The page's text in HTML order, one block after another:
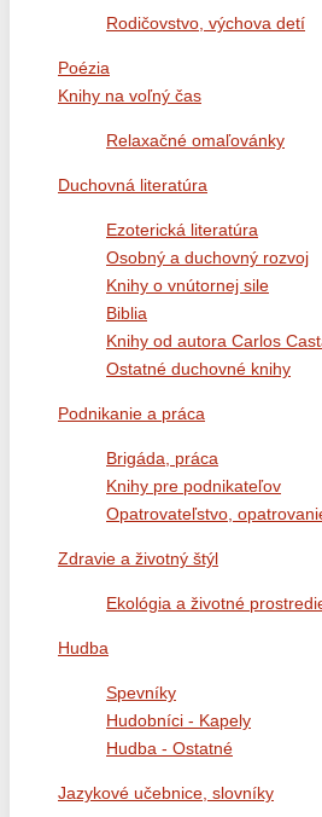
Rodičovstvo, výchova detí
Poézia
Knihy na voľný čas
Relaxačné omaľovánky
Duchovná literatúra
Ezoterická literatúra
Osobný a duchovný rozvoj
Knihy o vnútornej sile
Biblia
Knihy od autora Carlos
Ostatné duchovné knihy
Podnikanie a práca
Brigáda, práca
Knihy pre podnikateľov
Opatrovateľstvo,
Zdravie a životný štýl
Ekológia a životné
Hudba
Spevníky
Hudobníci - Kapely
Hudba - Ostatné
Jazykové učebnice, slovníky